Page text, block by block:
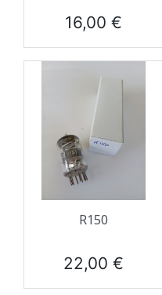
Prix
16,00 €
R150
Prix
22,00 €